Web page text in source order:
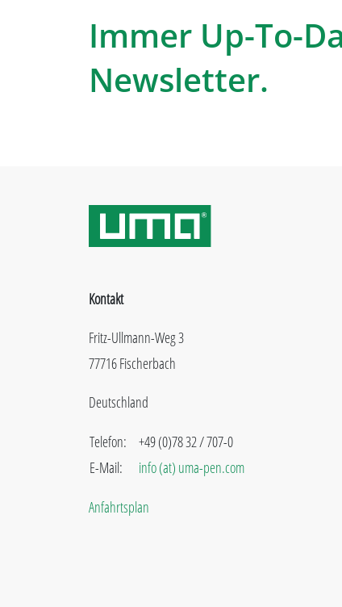
Immer Up-To-
Newsletter.
Kontakt
Fritz-Ullmann-Weg 3
77716 Fischerbach
Deutschland
Telefon:
E-Mail:
+49 (0)78 32 / 707-0
info (at) uma-pen.com
Anfahrtsplan